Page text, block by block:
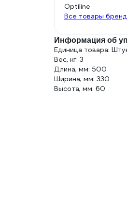
Optiline
Все товары
Информация об
Единица товара:
Вес, кг: 3
Длина, мм: 500
Ширина, мм: 330
Высота, мм: 60